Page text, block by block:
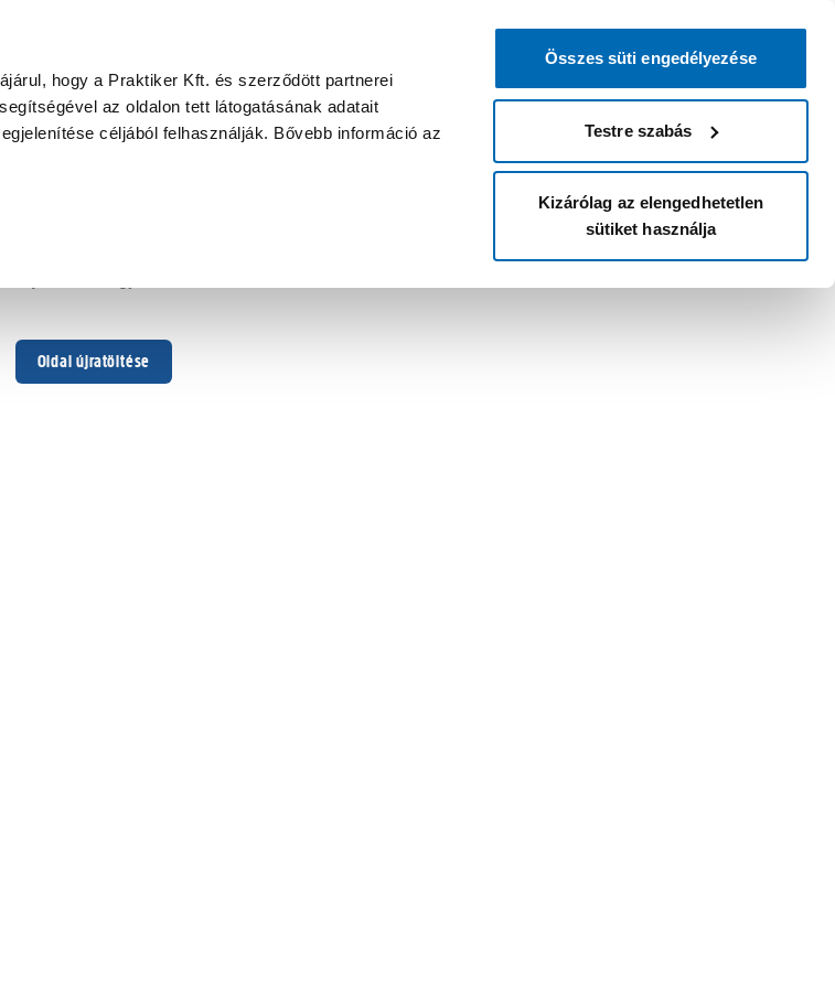
hogy a Praktiker Kft. és szerződött partnerei
az oldalon tett látogatásának adatait
céljából felhasználják. Bővebb információ az
Összes süti engedélyezése
Testre szabás
Kizárólag az elengedhetetlen
sütiket használja
Oldal újratöltése